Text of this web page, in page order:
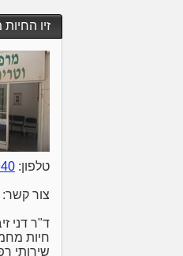
זיו
טלפון:
צור קשר:
ד"ר דני
חיות
שירותי